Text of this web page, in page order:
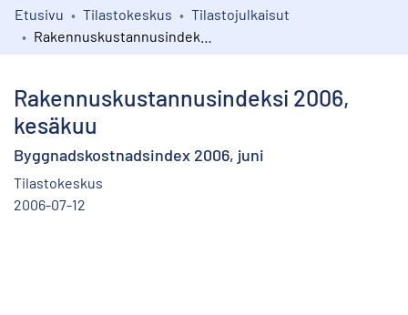
Kokoelmat
Etusivu Tilastokeskus
Tilastojulkaisut
Rakennuskustannusindeksi 2006,
kesäkuu
Byggnadskostnadsindex 2006, juni
Tilastokeskus
2006-07-12